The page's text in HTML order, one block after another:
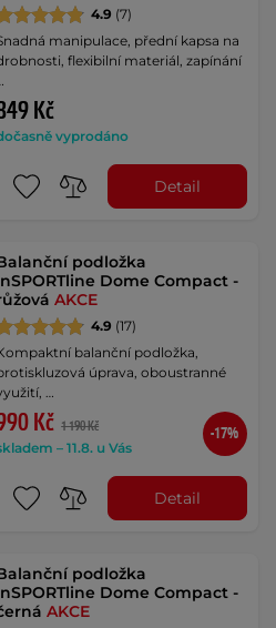
4.9 (7)
manipulace, přední kapsa na
flexibilní materiál, zapínání
Kč
vyprodáno
Detail
podložka
Dome Compact -
AKCE
4.9 (17)
balanční podložka,
úprava, oboustranné
…
Kč 1 190 Kč
– 11.8. u Vás
-17%
Detail
podložka
Dome Compact -
AKCE